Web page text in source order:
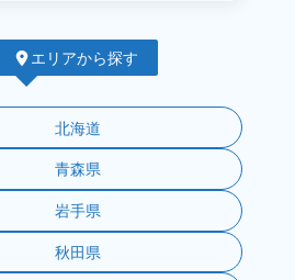
エリアから探す
北海道
青森県
岩手県
秋田県